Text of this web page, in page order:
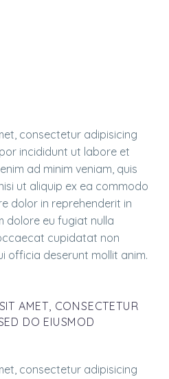
consectetur adipisicing
incididunt ut labore et
ad minim veniam, quis
ut aliquip ex ea commodo
dolor in reprehenderit in
dolore eu fugiat nulla
cupidatat non
officia deserunt mollit anim.
AMET, CONSECTETUR
DO EIUSMOD
consectetur adipisicing